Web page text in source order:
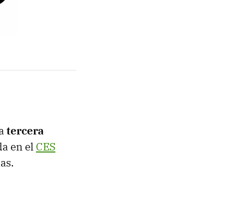
tercera
en el CES